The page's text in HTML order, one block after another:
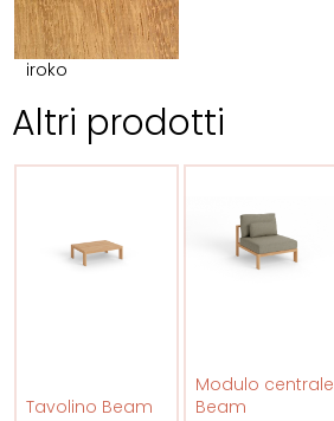
iroko
Altri prodotti
Tavolino Beam
Modulo centrale
Beam